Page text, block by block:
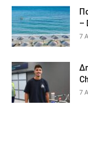
–
7
7